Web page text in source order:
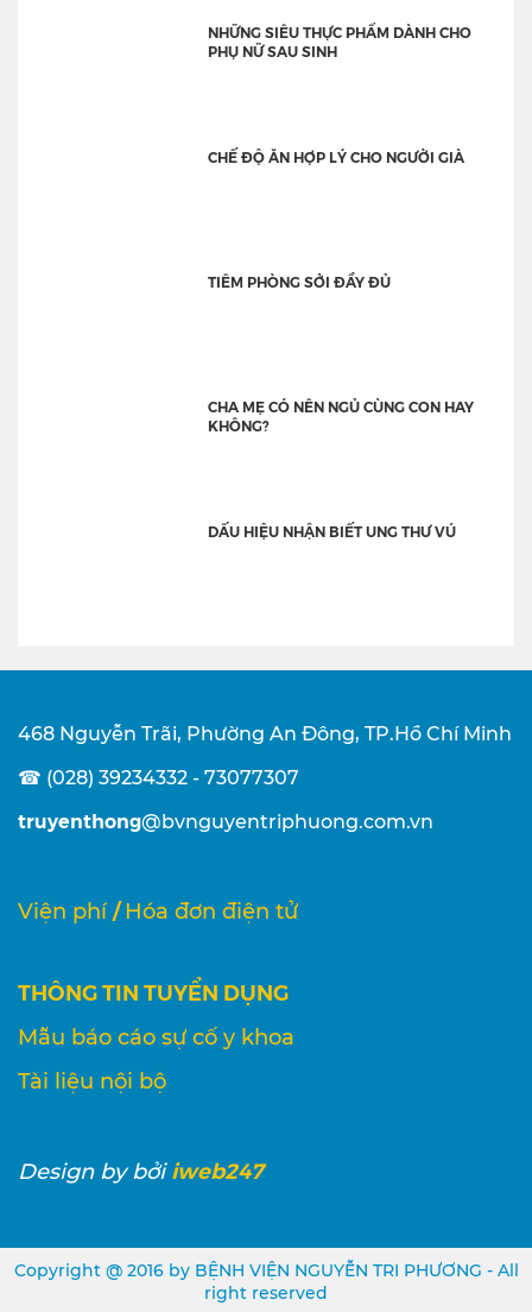
NHỮNG SIÊU THỰC PHẨM DÀNH CHO
PHỤ NỮ SAU SINH
CHẾ ĐỘ ĂN HỢP LÝ CHO NGƯỜI GIÀ
TIÊM PHÒNG SỞI ĐẦY ĐỦ
CHA MẸ CÓ NÊN NGỦ CÙNG CON HAY
KHÔNG?
DẤU HIỆU NHẬN BIẾT UNG THƯ VÚ
468 Nguyễn Trãi, Phường An Đông, TP.Hồ Chí Minh
☎ (028) 39234332 - 73077307
truyenthong@bvnguyentriphuong.com.vn
Viện phí / Hóa đơn điện tử
THÔNG TIN TUYỂN DỤNG
Mẫu báo cáo sự cố y khoa
Tài liệu nội bộ
Designby bởi iweb247
Copyright @ 2016 by BỆNH VIỆN NGUYỄN TRI PHƯƠNG - All
right reserved